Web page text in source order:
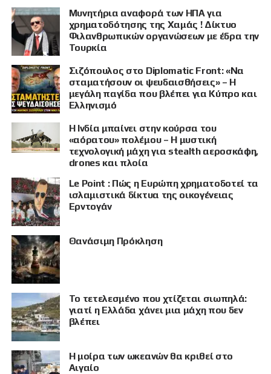
Μυνητήρια αναφορά των ΗΠΑ για
χρηματοδότησης της Χαμάς ! Δίκτυο
Φιλανθρωπικών οργανώσεων με έδρα την
Τουρκία
Σιζόπουλος στο Diplomatic Front: «Να
σταματήσουν οι ψευδαισθήσεις» – Η
μεγάλη παγίδα που βλέπει για Κύπρο και
Ελληνισμό
Η Ινδία μπαίνει στην κούρσα του
«αόρατου» πολέμου – Η μυστική
τεχνολογική μάχη για stealth αεροσκάφη,
drones και πλοία
Le Point : Πώς η Ευρώπη χρηματοδοτεί τα
ισλαμιστικά δίκτυα της οικογένειας
Ερντογάν
Θανάσιμη Πρόκληση
Το τετελεσμένο που χτίζεται σιωπηλά:
γιατί η Ελλάδα χάνει μια μάχη που δεν
βλέπει
Η μοίρα των ωκεανών θα κριθεί στο
Αιγαίο